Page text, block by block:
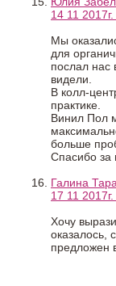
14 11 2017г.
Мы
для
послал нас
видели.
В колл-
практике.
Винил Пол
больше
Спасибо за
Галина
17 11
Хочу
оказалось,
предложен